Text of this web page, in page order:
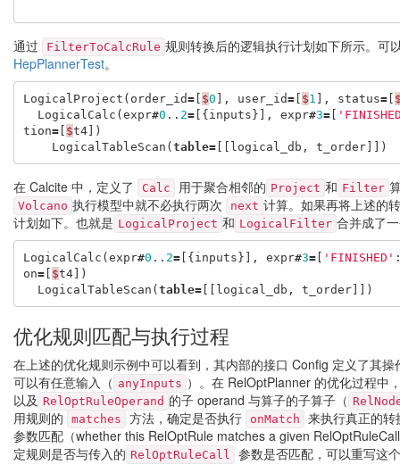
通过 FilterToCalcRule 规则转换后的逻辑执行计划如下所示。可
HepPlannerTest。
LogicalProject ( order_id=[ $0 ], user_id=[ $1 ], status=[
LogicalCalc (expr#0 .. 2=[{inputs}], expr#3=[
tion=[ $t4])
LogicalTableScan (table=[[ logical_db , t_order]])
在 Calcite 中，定义了 Calc 用于聚合相邻的 Project 和 Filter
Volcano 执行模型中就不必执行两次 next 计算。如果再将上述的
计划如下。也就是 LogicalProject 和 LogicalFilter 合并成了
LogicalCalc (expr#0 .. 2=[{inputs}], expr#3=[ 'FINISHED'
on=[ $t4])
LogicalTableScan (table=[[ logical_db , t_order]])
优化规则匹配与执行过程
在上述的优化规则示例中可以看到，其内部的接口 Config 定义了其
可以有任意输入（ anyInputs ）。在 RelOptPlanner 的优化过程中
以及 RelOptRuleOperand 的子 operand 与算子的子算子（
用规则的 matches 方法，确定是否执行 onMatch
来执行真正的
参数匹配（whether this RelOptRule matches a given
定规则是否与传入的 RelOptRuleCall
参数是否匹配，可以重写这